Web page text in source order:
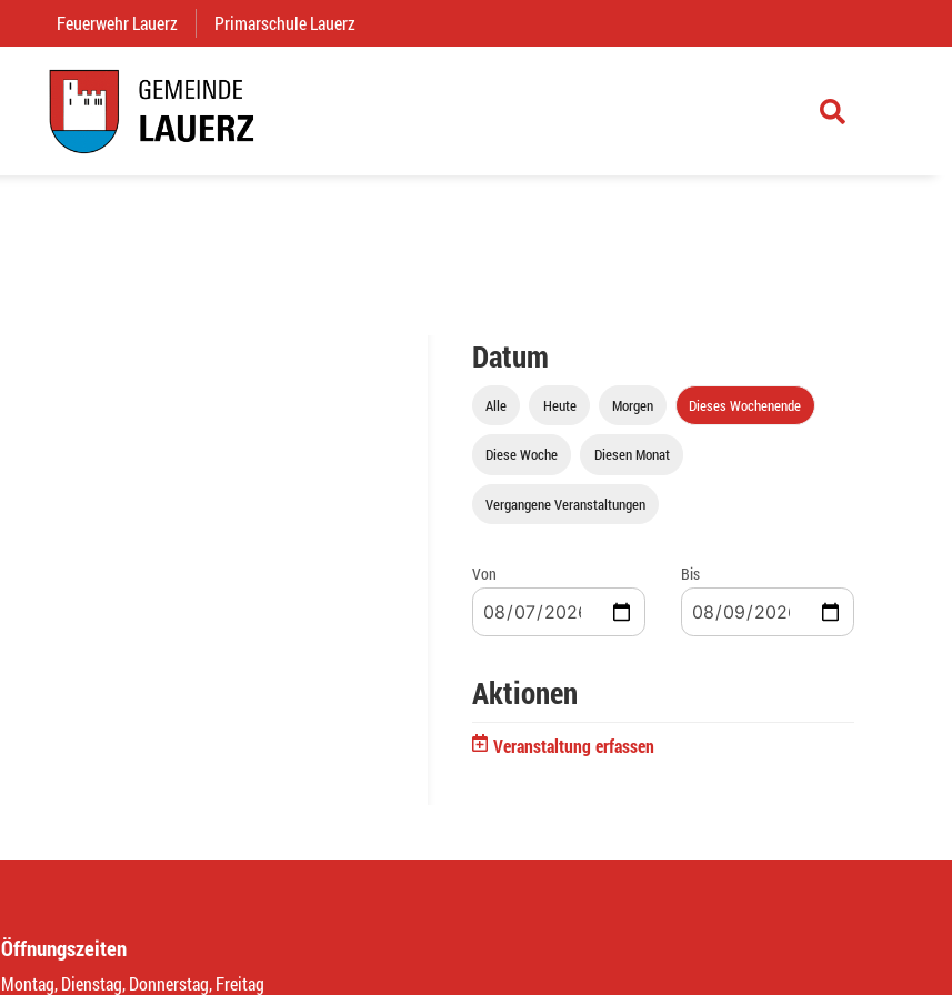
Feuerwehr Lauerz (External Link)
Primarschule Lauerz
Datum
Alle Heute Morgen Dieses Wochenende
Diese Woche Diesen Monat
Vergangene Veranstaltungen
Von Bis
Aktionen
Veranstaltung erfassen
Öffnungszeiten
Montag, Dienstag, Donnerstag, Freitag